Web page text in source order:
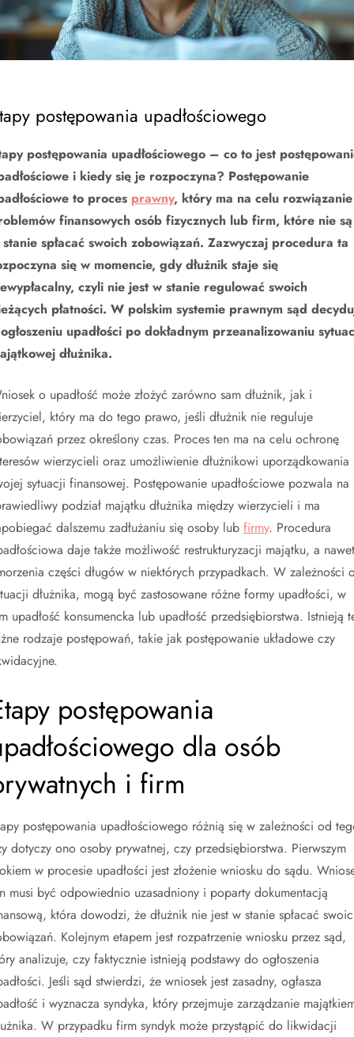
postępowania upadłościowego
postępowania upadłościowego – co to jest
i kiedy się je rozpoczyna? Postępowanie
to proces prawny, który ma na celu rozwiązanie
finansowych osób fizycznych lub firm, które nie są
spłacać swoich zobowiązań. Zazwyczaj procedura ta
się w momencie, gdy dłużnik staje się
czyli nie jest w stanie regulować swoich
płatności. W polskim systemie prawnym sąd
upadłości po dokładnym przeanalizowaniu
dłużnika.
o upadłość może złożyć zarówno sam dłużnik, jak i
który ma do tego prawo, jeśli dłużnik nie reguluje
przez określony czas. Proces ten ma na celu ochronę
wierzycieli oraz umożliwienie dłużnikowi uporządkowania
sytuacji finansowej. Postępowanie upadłościowe pozwala na
podział majątku dłużnika między wierzycieli i ma
dalszemu zadłużaniu się osoby lub firmy. Procedura
daje także możliwość restrukturyzacji majątku, a nawet
części długów w niektórych przypadkach. W zależności
dłużnika, mogą być zastosowane różne formy upadłości, w
upadłość konsumencka lub upadłość przedsiębiorstwa. Istnieją
rodzaje postępowań, takie jak postępowanie układowe czy
postępowania
dla osób
i firm
postępowania upadłościowego różnią się w zależności od
dotyczy ono osoby prywatnej, czy przedsiębiorstwa. Pierwszym
w procesie upadłości jest złożenie wniosku do sądu.
musi być odpowiednio uzasadniony i poparty dokumentacją
która dowodzi, że dłużnik nie jest w stanie spłacać
Kolejnym etapem jest rozpatrzenie wniosku przez sąd,
analizuje, czy faktycznie istnieją podstawy do ogłoszenia
Jeśli sąd stwierdzi, że wniosek jest zasadny, ogłasza
i wyznacza syndyka, który przejmuje zarządzanie
W przypadku firm syndyk może przystąpić do likwidacji